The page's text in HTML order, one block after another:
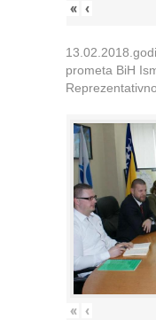
« ‹
prometa BiH
« ‹